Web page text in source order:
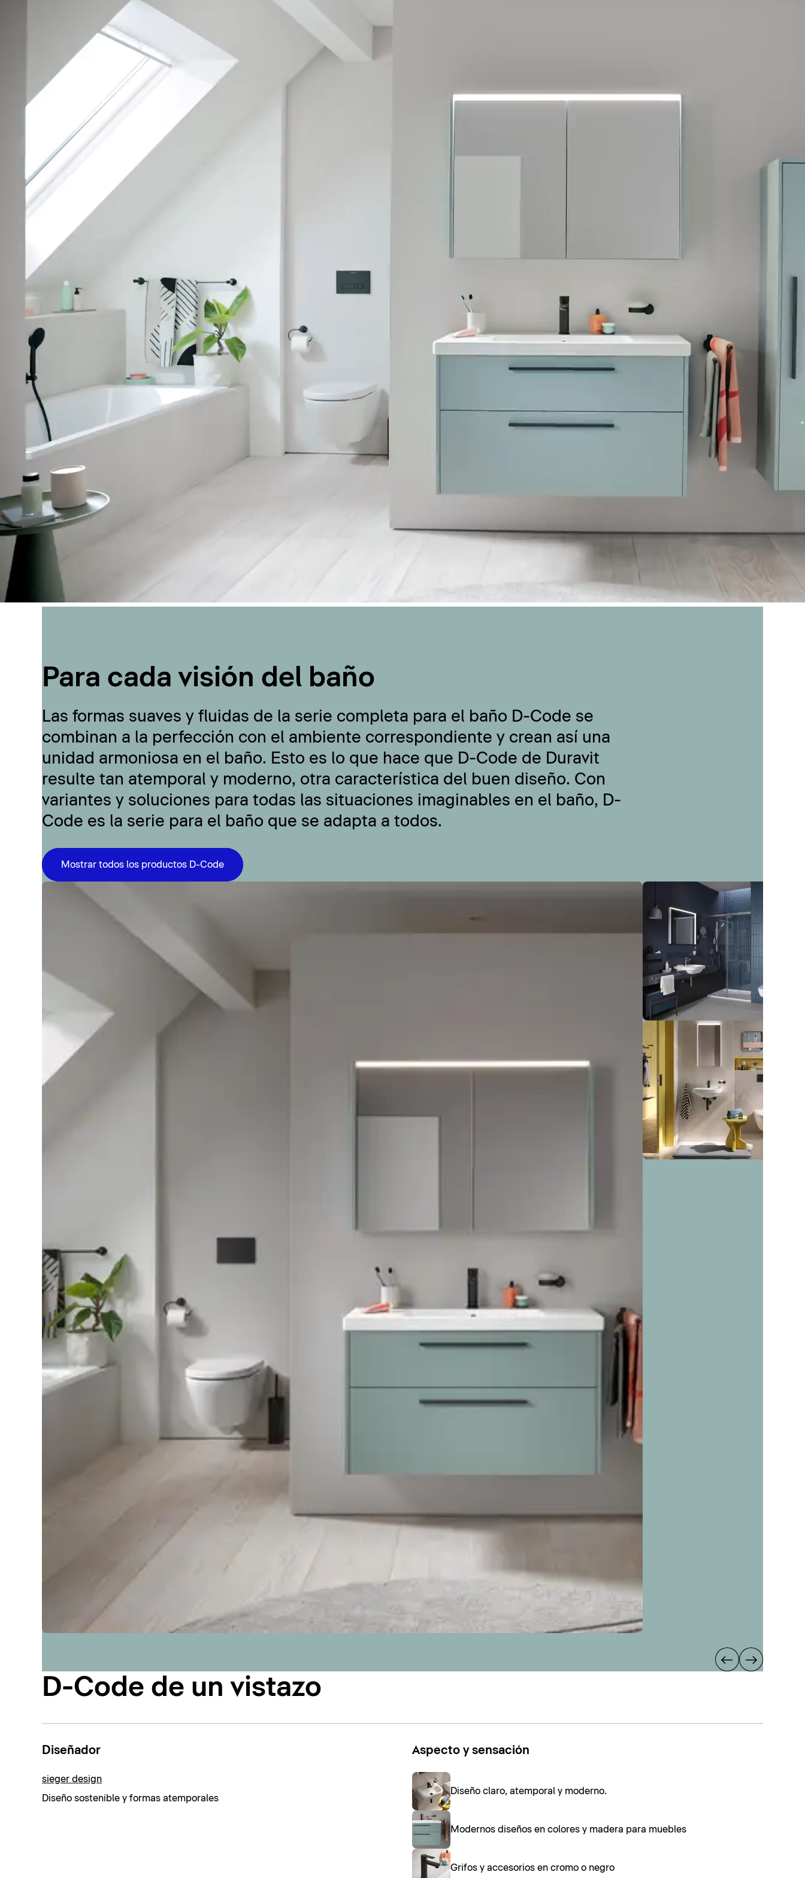
Para cada visión del baño
Las formas suaves y fluidas de la serie completa para el baño D-Code se
combinan a la perfección con el ambiente correspondiente y crean así una
unidad armoniosa en el baño. Esto es lo que hace que D-Code de Duravit
resulte tan atemporal y moderno, otra característica del buen diseño. Con
variantes y soluciones para todas las situaciones imaginables en el baño, D-
Code es la serie para el baño que se adapta a todos.
Mostrar todos los productos D-Code
D-Code de un vistazo
Diseñador
sieger design
Diseño sostenible y formas atemporales
Aspecto y sensación
Diseño claro, atemporal y moderno.
Modernos diseños en colores y madera para muebles
Grifos y accesorios en cromo o negro